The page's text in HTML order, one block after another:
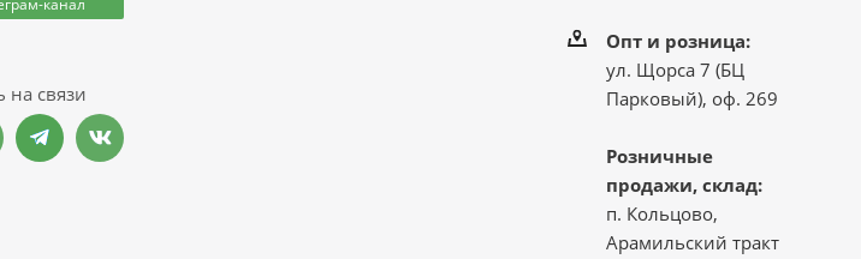
канал
на связи
Опт и розница:
ул. Щорса 7 (БЦ
Парковый), оф. 269
Розничные
продажи, склад:
п. Кольцово,
Арамильский тракт